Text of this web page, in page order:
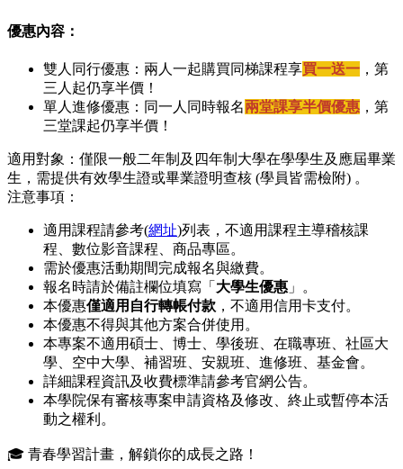
優惠內容：
雙人同行優惠：兩人一起購買同梯課程享買一送一 ，第
三人起仍享半價！
單人進修優惠：同一人同時報名兩堂課享半價優惠 ，第
三堂課起仍享半價！
適用對象：僅限一般二年制及四年制大學在學學生及應屆畢業
生，需提供有效學生證或畢業證明查核 (學員皆需檢附) 。
注意事項：
適用課程請參考(網址)列表，不適用課程主導稽核課
程、數位影音課程、商品專區。
需於優惠活動期間完成報名與繳費。
報名時請於備註欄位填寫「 大學生優惠 」。
本優惠僅適用自行轉帳付款 ，不適用信用卡支付。
本優惠不得與其他方案合併使用。
本專案不適用碩士、博士、學後班、在職專班、社區大
學、空中大學、補習班、安親班、進修班、基金會。
詳細課程資訊及收費標準請參考官網公告。
本學院保有審核專案申請資格及修改、終止或暫停本活
動之權利。
🎓 青春學習計畫，解鎖你的成長之路！